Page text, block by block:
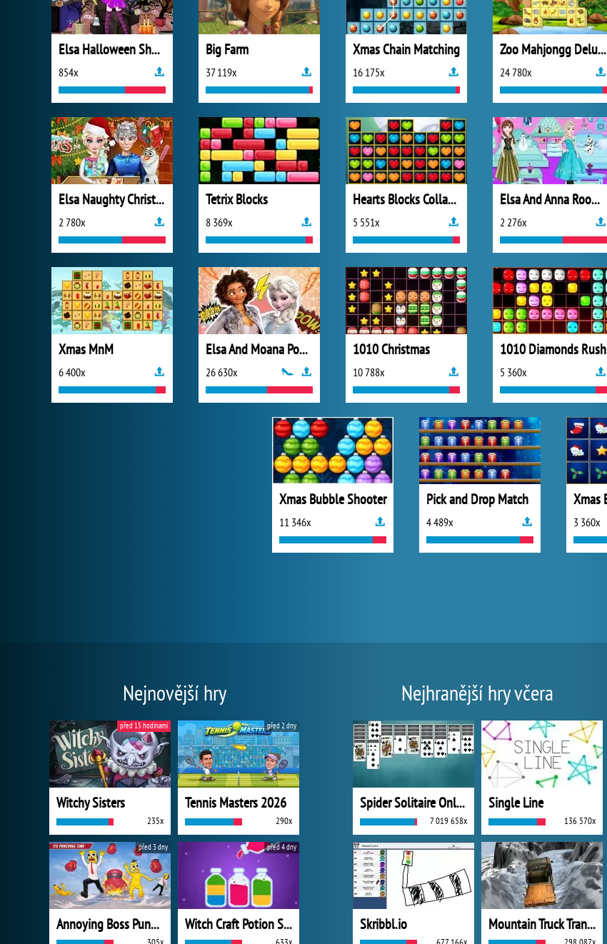
Elsa Halloween Shop Cleaning
854x
Big Farm
37 119x
Xmas Chain Matching
16 175x
Zoo Mahjongg Deluxe
24 780x
Elsa Naughty Christmas
2 780x
Tetrix Blocks
8 369x
Hearts Blocks Collapse
5 551x
Elsa And Anna Room Decoration
2 276x
Xmas MnM
6 400x
Elsa And Moana Popularity Challenge
26 630x
1010 Christmas
10 788x
1010 Diamonds Rush
5 360x
Xmas Bubble Shooter
11 346x
Pick and Drop Match
4 489x 3 360x
Nejnovější hry
Witchy Sisters
235x
před 15 hodinami
Tennis Masters 2026
290x
před 2 dny
Annoying Boss Punch Game
před 3 dny
Witch Craft Potion Sort
před 4 dny
Nejhranější hry včera
Spider Solitaire Online
7 019 658x
Single Line
136 570x
Skribbl.io Mountain Truck Transport